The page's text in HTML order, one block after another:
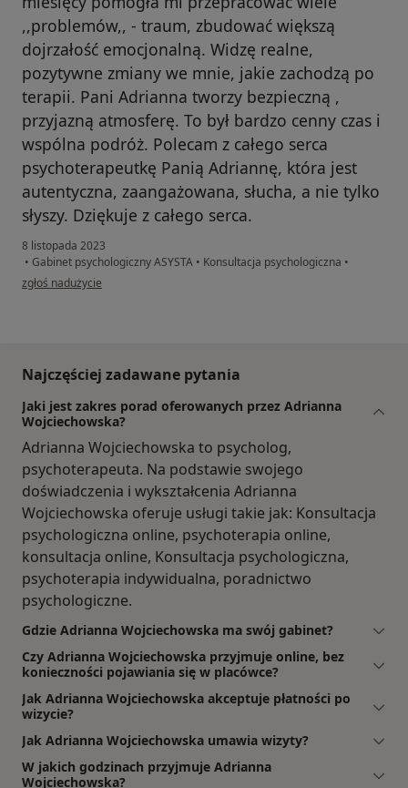
,,problemów,, - traum, zbudować większą
dojrzałość emocjonalną. Widzę realne,
pozytywne zmiany we mnie, jakie zachodzą po
terapii. Pani Adrianna tworzy bezpieczną ,
przyjazną atmosferę. To był bardzo cenny czas i
wspólna podróż. Polecam z całego serca
psychoterapeutkę Panią Adriannę, która jest
autentyczna, zaangażowana, słucha, a nie tylko
słyszy. Dziękuje z całego serca.
8 listopada 2023
• Gabinet psychologiczny ASYSTA • Konsultacja psychologiczna •
w opinii użytkownika Konto zostało usunięte
zgłoś nadużycie
Najczęściej zadawane pytania
Jaki jest zakres porad oferowanych przez Adrianna
Wojciechowska?
Adrianna Wojciechowska to psycholog,
psychoterapeuta. Na podstawie swojego
doświadczenia i wykształcenia Adrianna
Wojciechowska oferuje usługi takie jak: Konsultacja
psychologiczna online, psychoterapia online,
konsultacja online, Konsultacja psychologiczna,
psychoterapia indywidualna, poradnictwo
psychologiczne.
Gdzie Adrianna Wojciechowska ma swój gabinet?
Czy Adrianna Wojciechowska przyjmuje online, bez
konieczności pojawiania się w placówce?
Jak Adrianna Wojciechowska akceptuje płatności po
wizycie?
Jak Adrianna Wojciechowska umawia wizyty?
W jakich godzinach przyjmuje Adrianna
Wojciechowska?